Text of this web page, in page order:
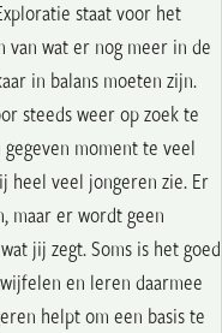
staat voor het
van wat er nog meer in de
in balans moeten zijn.
steeds weer op zoek te
moment te veel
heel veel jongeren zie. Er
maar er wordt geen
jij zegt. Soms is het goed
en leren daarmee
helpt om een basis te